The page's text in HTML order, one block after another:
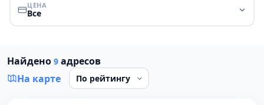
ЦЕНА
Все
Найдено 9 адресов
На карте